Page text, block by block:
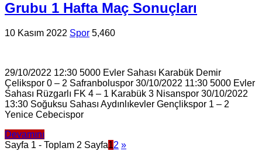
Grubu 1 Hafta Maç Sonuçları
10 Kasım 2022 Spor 5,460
29/10/2022 12:30 5000 Evler Sahası Karabük Demir
Çelikspor 0 – 2 Safranboluspor 30/10/2022 11:30 5000 Evler
Sahası Rüzgarlı FK 4 – 1 Karabük 3 Nisanspor 30/10/2022
13:30 Soğuksu Sahası Aydınlıkevler Gençlikspor 1 – 2
Yenice Cebecispor
Devamını
Sayfa 1 - Toplam 2 Sayfa12 »